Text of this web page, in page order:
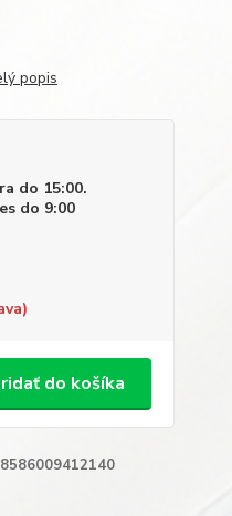
popis
do 15:00.
do 9:00
do košíka
8586009412140